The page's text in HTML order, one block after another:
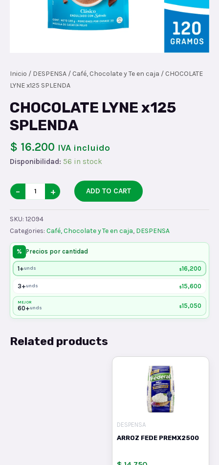
Inicio / DESPENSA / Café, Chocolate y Te en caja / CHOCOLATE
LYNE x125 SPLENDA
CHOCOLATE LYNE x125
SPLENDA
$ 16.200 IVA incluido
Disponibilidad: 56 in stock
CHOCOLATE
LYNE
x125
SPLENDA
quantity
− + ADD TO CART
SKU: 12094
Categories: Café, Chocolate y Te en caja, DESPENSA
% Precios por cantidad
1+unds $16,200
3+unds $15,600
MEJOR
60+unds $15,050
Related products
DESPENSA
ARROZ FEDE PREMX2500